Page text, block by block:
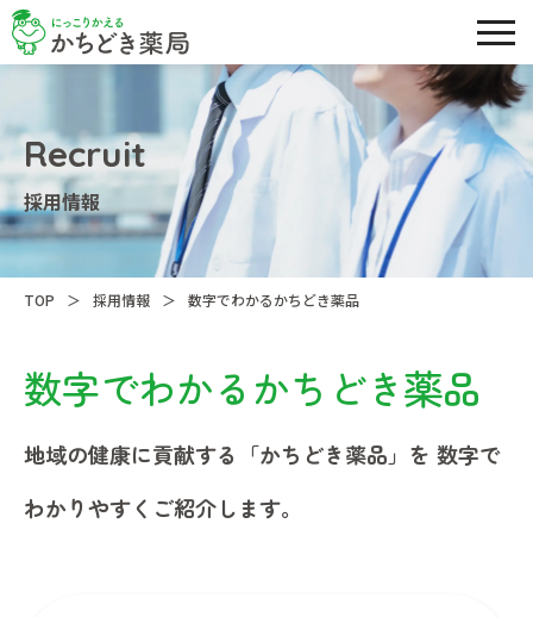
Recruit
採用情報
TOP ＞ 採用情報 ＞ 数字でわかるかちどき薬品​
数字でわかるかちどき薬品
地域の健康に貢献する「かちどき薬品」を 数字で
わかりやすくご紹介します。